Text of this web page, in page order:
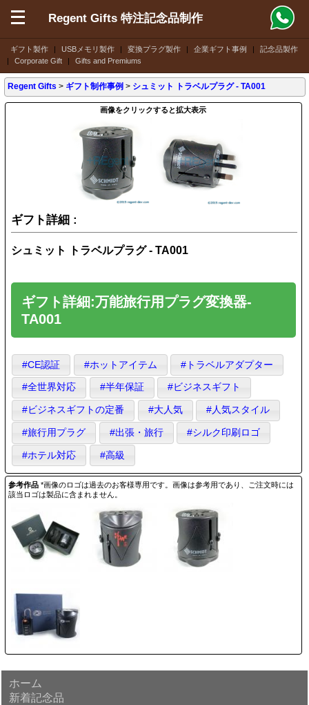
ギフト製作 | USBメモリ製作 | 変換プラグ製作 | 企業ギフト事例 |
記念品製作
|
Corporate Gift | Gifts and Premiums
Regent Gifts 特注記念品制作
Regent Gifts > ギフト制作事例 > シュミット トラベルプラグ - TA001
画像をクリックすると拡大表示
ギフト詳細 :
シュミット トラベルプラグ - TA001
ギフト詳細:万能旅行用プラグ変換器-
TA001
#CE認証 #ホットアイテム #トラベルアダプター
#全世界対応 #半年保証 #ビジネスギフト
#ビジネスギフトの定番 #大人気 #人気スタイル
#旅行用プラグ #出張・旅行 #シルク印刷ロゴ
#ホテル対応 #高級
参考作品 *画像のロゴは過去のお客様専用です。画像は参考用であり、ご注文時には
該当ロゴは製品に含まれません。
ホーム
新着記念品